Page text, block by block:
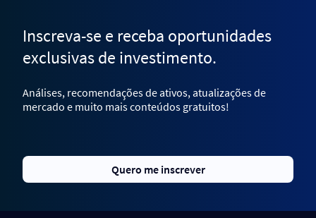
Inscreva-se e receba oportunidades
exclusivas de investimento.
Análises, recomendações de ativos, atualizações de
mercado e muito mais conteúdos gratuitos!
Quero me inscrever